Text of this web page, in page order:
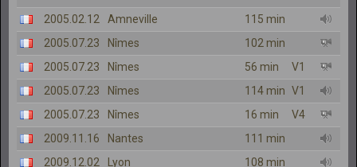
2005.02.12
Amneville
115 min
2005.07.23
Nîmes
102 min
2005.07.23
Nîmes 56 min
V1
2005.07.23
Nîmes 114 min V1
2005.07.23
Nîmes 16 min
V4
2009.11.16
Nantes
111 min
2009.12.02
Lyon
108 min